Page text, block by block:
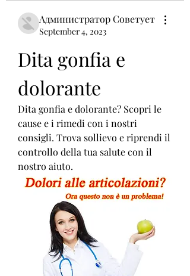
Администратор Советует
September 4, 2023
Dita gonfia e
dolorante
Dita gonfia e dolorante? Scopri le
cause e i rimedi con i nostri
consigli. Trova sollievo e riprendi il
controllo della tua salute con il
nostro aiuto.